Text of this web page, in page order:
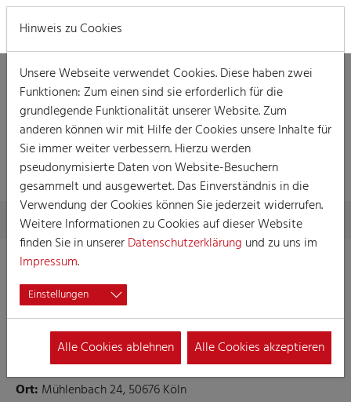
VERANSTALTUNG
Skip to main content
You are here:
Home Session Veranstaltungen Veranstaltung
Rosenmontagstribüne der Appelsinefunke
03.03.2025 09:30
Veranstaltungen, Straßenkarneval, Karnevalszüge
Tribüne der Nippeser Bürgerwehr 1903 e.V.
Ort: Mühlenbach 24, 50676 Köln
Hinweis zu Cookies
Unsere Webseite verwendet Cookies. Diese haben zwei
Funktionen: Zum einen sind sie erforderlich für die
grundlegende Funktionalität unserer Website. Zum
anderen können wir mit Hilfe der Cookies unsere Inhalte für
Sie immer weiter verbessern. Hierzu werden
pseudonymisierte Daten von Website-Besuchern
gesammelt und ausgewertet. Das Einverständnis in die
Verwendung der Cookies können Sie jederzeit widerrufen.
Weitere Informationen zu Cookies auf dieser Website
finden Sie in unsererDatenschutzerklärung und zu uns im
Impressum.
Einstellungen
Alle Cookies ablehnen Alle Cookies akzeptieren